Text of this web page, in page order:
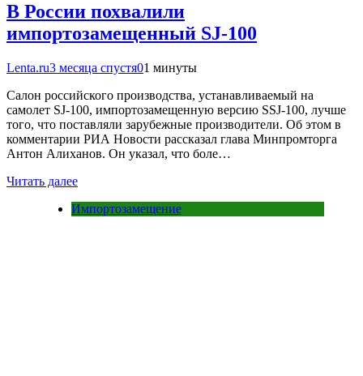
В России похвалили
импортозамещенный SJ-100
Lenta.ru3 месяца спустя01 минуты
Салон российского производства, устанавливаемый на
самолет SJ-100, импортозамещенную версию SSJ-100, лучше
того, что поставляли зарубежные производители. Об этом в
комментарии РИА Новости рассказал глава Минпромторга
Антон Алиханов. Он указал, что боле…
Читать далее
Импортозамещение